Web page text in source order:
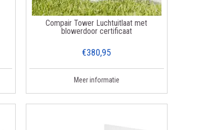
Compair Tower Luchtuitlaat met
blowerdoor certificaat
€380,95
Meer informatie